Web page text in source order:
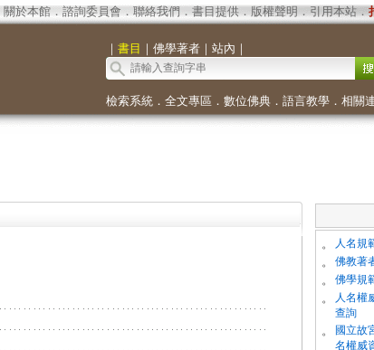
關於本館． 諮詢委員會． 聯絡我們 ． 書目提供． 版權聲明 ． 引用本站．
｜ 書目 ｜ 佛學著者｜ 站內 ｜
檢索系統． 全文專區 ． 數位佛典． 語言教學． 相關
。 人名規
。 佛教著
。 佛學規
。
人名權
查詢
。
國立故
名權威